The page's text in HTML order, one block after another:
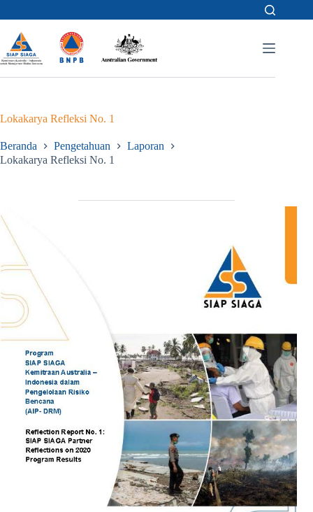
to
content
Lokakarya Refleksi No. 1
Beranda Pengetahuan
Laporan
Lokakarya Refleksi No. 1